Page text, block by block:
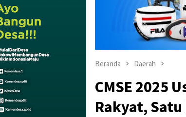
Beranda Daerah
CMSE 2025
Rakyat,